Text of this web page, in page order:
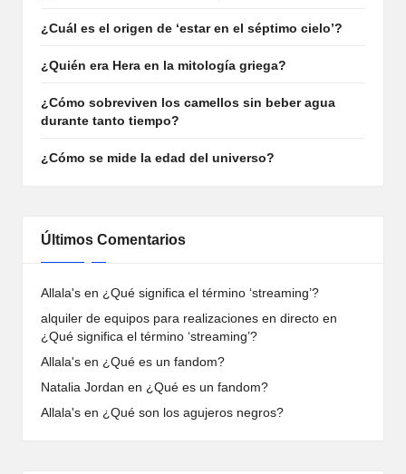
¿Cuál es el origen de ‘estar en el séptimo cielo’?
¿Quién era Hera en la mitología griega?
¿Cómo sobreviven los camellos sin beber agua
durante tanto tiempo?
¿Cómo se mide la edad del universo?
Últimos Comentarios
Allala's en ¿Qué significa el término ‘streaming’?
alquiler de equipos para realizaciones en directo en
¿Qué significa el término ‘streaming’?
Allala's en ¿Qué es un fandom?
Natalia Jordan en ¿Qué es un fandom?
Allala's en ¿Qué son los agujeros negros?